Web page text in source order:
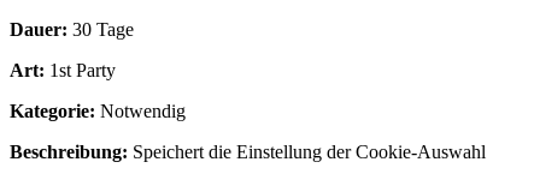
Dauer: 30 Tage
Art: 1st Party
Kategorie: Notwendig
Beschreibung: Speichert die Einstellung der Cookie-Auswahl